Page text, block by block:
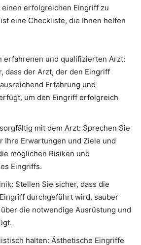
einen erfolgreichen Eingriff zu
eine Checkliste, die Ihnen helfen
erfahrenen und qualifizierten Arzt:
dass der Arzt, der den Eingriff
Erfahrung und
um den Eingriff erfolgreich
mit dem Arzt: Sprechen Sie
Ihre Erwartungen und Ziele und
möglichen Risiken und
Eingriffs.
Stellen Sie sicher, dass die
durchgeführt wird, sauber
die notwendige Ausrüstung und
halten: Ästhetische Eingriffe